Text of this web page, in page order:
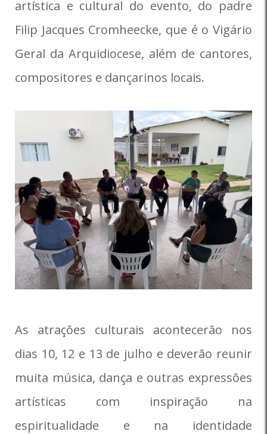
artística e cultural do evento, do padre
Filip Jacques Cromheecke, que é o Vigário
Geral da Arquidiocese, além de cantores,
compositores e dançarinos locais.
As atrações culturais acontecerão nos
dias 10, 12 e 13 de julho e deverão reunir
muita música, dança e outras expressões
artísticas com inspiração na
espiritualidade e na identidade